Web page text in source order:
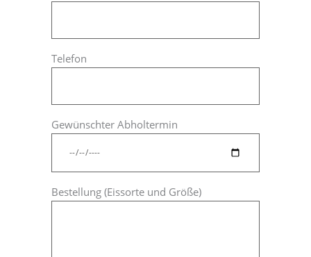
Telefon
Gewünschter Abholtermin
Bestellung (Eissorte und Größe)